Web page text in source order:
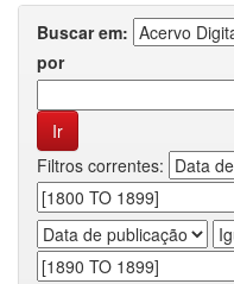
Buscar em:
por
Filtros correntes: